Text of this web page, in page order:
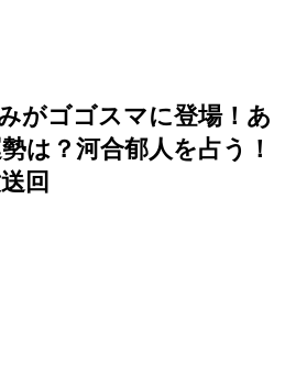
がゴゴスマに登場！あ
は？河合郁人を占う！
回